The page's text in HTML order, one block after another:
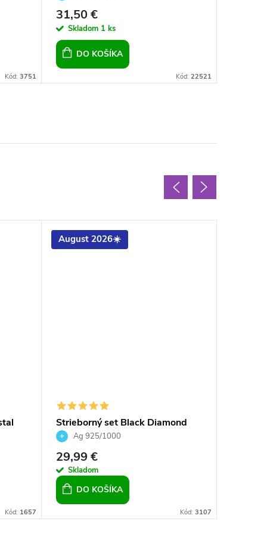
Kód: 3751
opálom pre dievčatá pre ženy
31,50 €
Skladom 1 ks
DO KOŠÍKA
Kód: 22521
Kód: 1657
August 2026☀️
Strieborný set Black Diamond
Ag 925/1000
29,99 €
Skladom
DO KOŠÍKA
Kód: 3107